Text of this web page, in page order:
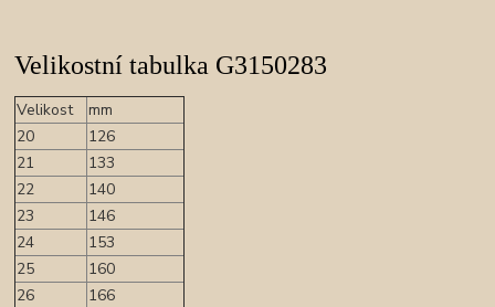
Velikostní tabulka G3150283
Velikost
mm
20
126
21
133
22
140
23
146
24
153
25
160
26
166